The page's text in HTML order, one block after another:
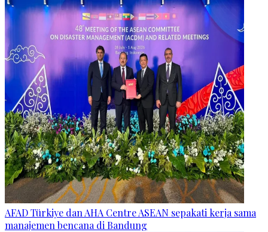
AFAD Türkiye dan AHA Centre ASEAN sepakati kerja sama
manajemen bencana di Bandung